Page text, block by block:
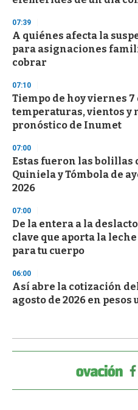
07:39
A quiénes afecta la
para asignaciones
cobrar
07:10
Tiempo de hoy viernes 7
temperaturas, vientos y
pronóstico de Inumet
07:00
Estas fueron las bolillas
Quiniela y Tómbola de
2026
07:00
De la entera a la
clave que aporta la
para tu cuerpo
06:00
Así abre la cotización
agosto de 2026 en pesos